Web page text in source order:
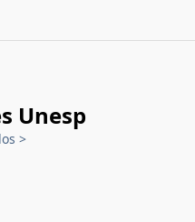
Unesp
>